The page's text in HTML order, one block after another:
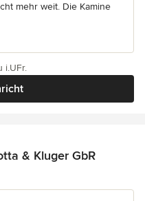
mehr weit. Die Kamine
i.UFr.
& Kluger GbR
5 Sternen